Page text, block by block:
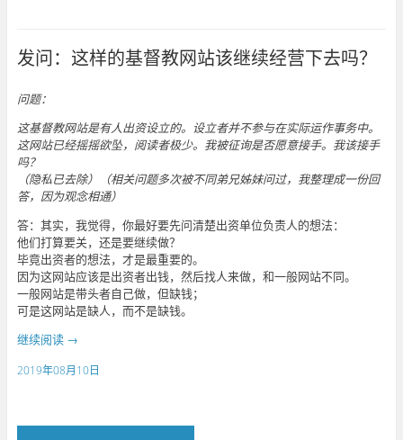
发问：这样的基督教网站该继续经营下去吗？
问题：
这基督教网站是有人出资设立的。设立者并不参与在实际运作事务中。
这网站已经摇摇欲坠，阅读者极少。我被征询是否愿意接手。我该接手
吗？
（隐私已去除）（相关问题多次被不同弟兄姊妹问过，我整理成一份回
答，因为观念相通）
答： 其实，我觉得，你最好要先问清楚出资单位负责人的想法：
他们打算要关，还是要继续做？
毕竟出资者的想法，才是最重要的。
因为这网站应该是出资者出钱，然后找人来做，和一般网站不同。
一般网站是带头者自己做，但缺钱；
可是这网站是缺人，而不是缺钱。
继续阅读 →
2019年08月10日